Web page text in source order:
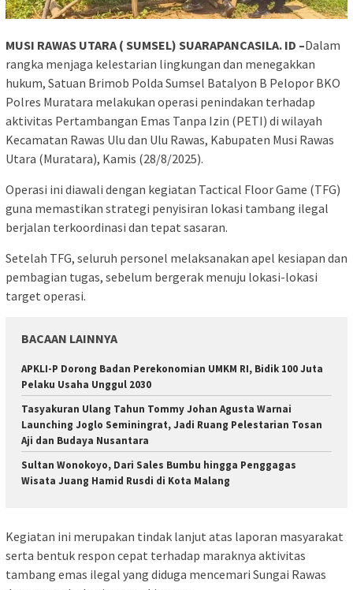
MUSI RAWAS UTARA ( SUMSEL) SUARAPANCASILA. ID –Dalam
rangka menjaga kelestarian lingkungan dan menegakkan
hukum, Satuan Brimob Polda Sumsel Batalyon B Pelopor BKO
Polres Muratara melakukan operasi penindakan terhadap
aktivitas Pertambangan Emas Tanpa Izin (PETI) di wilayah
Kecamatan Rawas Ulu dan Ulu Rawas, Kabupaten Musi Rawas
Utara (Muratara), Kamis (28/8/2025).
Operasi ini diawali dengan kegiatan Tactical Floor Game (TFG)
guna memastikan strategi penyisiran lokasi tambang ilegal
berjalan terkoordinasi dan tepat sasaran.
Setelah TFG, seluruh personel melaksanakan apel kesiapan dan
pembagian tugas, sebelum bergerak menuju lokasi-lokasi
target operasi.
BACAAN LAINNYA
APKLI-P Dorong Badan Perekonomian UMKM RI, Bidik 100 Juta
Pelaku Usaha Unggul 2030
Tasyakuran Ulang Tahun Tommy Johan Agusta Warnai
Launching Joglo Seminingrat, Jadi Ruang Pelestarian Tosan
Aji dan Budaya Nusantara
Sultan Wonokoyo, Dari Sales Bumbu hingga Penggagas
Wisata Juang Hamid Rusdi di Kota Malang
Kegiatan ini merupakan tindak lanjut atas laporan masyarakat
serta bentuk respon cepat terhadap maraknya aktivitas
tambang emas ilegal yang diduga mencemari Sungai Rawas